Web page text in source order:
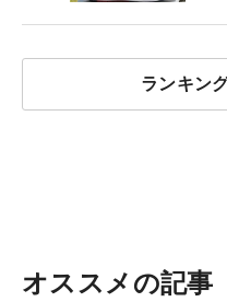
ランキン
オススメの記事